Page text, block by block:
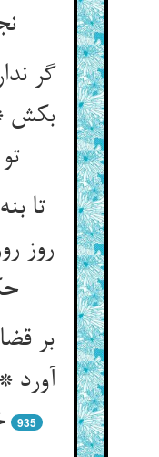
گر
بکش
تا
روز
بر
آورد
935